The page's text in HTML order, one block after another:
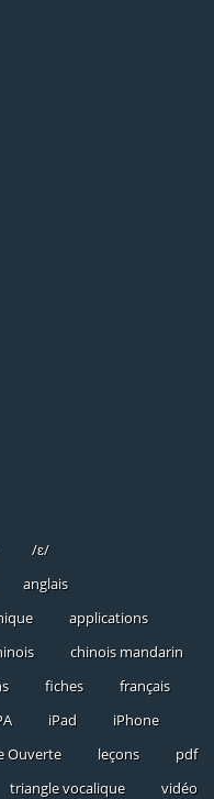
/ɛ/
anglais
applications
chinois mandarin
fiches
français
iPad
iPhone
Ouverte leçons
pdf
triangle vocalique
vidéo